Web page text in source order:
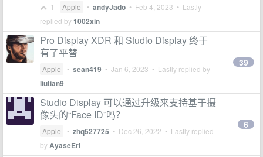
1 Apple • andyJado • Feb 4, 2023 • Lastly
replied by1002xin
Pro Display XDR 和 Studio Display 终于
有了平替
Apple • sean419 • Jan 6, 2023 • Lastly replied by
liutian9
39
Studio Display 可以通过升级来支持基于摄
像头的“Face ID”吗？
Apple • zhq527725 • Dec 26, 2022 • Lastly replied
byAyaseEri
6